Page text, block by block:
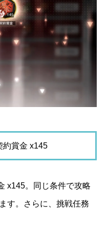
約賞金 x145
x145。同じ条件で攻略
す。さらに、挑戦任務